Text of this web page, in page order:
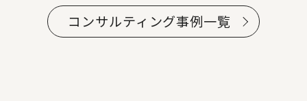
コンサルティング事例一覧